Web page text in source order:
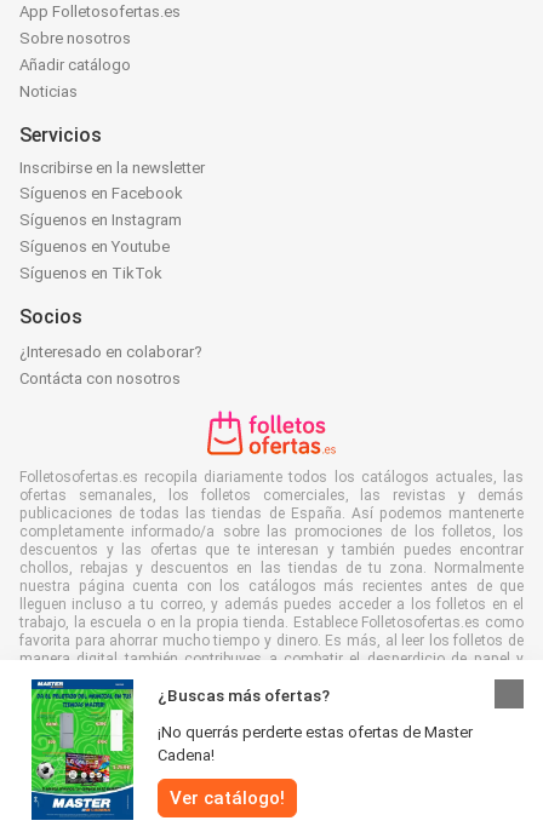
¿Buscas más ofertas?
¡No querrás perderte estas ofertas de Master
Cadena!
Ver catálogo!
App Folletosofertas.es
Sobre nosotros
Añadir catálogo
Noticias
Servicios
Inscribirse en la newsletter
Síguenos en Facebook
Síguenos en Instagram
Síguenos en Youtube
Síguenos en TikTok
Socios
¿Interesado en colaborar?
Contácta con nosotros
Folletosofertas.es recopila diariamente todos los catálogos actuales, las
ofertas semanales, los folletos comerciales, las revistas y demás
publicaciones de todas las tiendas de España. Así podemos mantenerte
completamente informado/a sobre las promociones de los folletos, los
descuentos y las ofertas que te interesan y también puedes encontrar
chollos, rebajas y descuentos en las tiendas de tu zona. Normalmente
nuestra página cuenta con los catálogos más recientes antes de que
lleguen incluso a tu correo, y además puedes acceder a los folletos en el
trabajo, la escuela o en la propia tienda. Establece Folletosofertas.es como
favorita para ahorrar mucho tiempo y dinero. Es más, al leer los folletos de
manera digital también contribuyes a combatir el desperdicio de papel y
ayudar al medioambiente.
Todos los derechos reservados © Folletosofertas.es 2026 |
Términos y condiciones|Política de Privacidad